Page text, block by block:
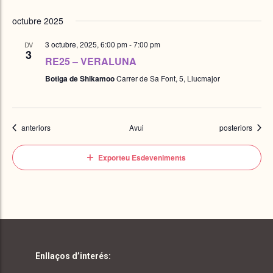
octubre 2025
DV
3
3 octubre, 2025, 6:00 pm-7:00 pm
RE25 – VERALUNA
Botiga de ShikamooCarrer de Sa Font, 5, Llucmajor
Esdeveniments
anteriors Avui Esdeveniments
posteriors
Exporteu Esdeveniments
Enllaços d’interés: